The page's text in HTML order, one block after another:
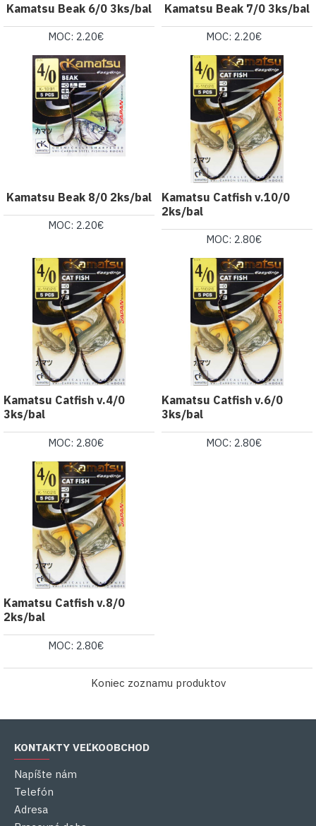
Kamatsu Beak 6/0 3ks/bal
MOC: 2.20€
Kamatsu Beak 7/0 3ks/bal
MOC: 2.20€
Kamatsu Beak 8/0 2ks/bal
MOC: 2.20€
Kamatsu Catfish v.10/0
2ks/bal
MOC: 2.80€
Kamatsu Catfish v.4/0
3ks/bal
MOC: 2.80€
Kamatsu Catfish v.6/0
3ks/bal
MOC: 2.80€
Kamatsu Catfish v.8/0
2ks/bal
MOC: 2.80€
Koniec zoznamu produktov
KONTAKTY VEĽKOOBCHOD
Napíšte nám
Telefón
Adresa